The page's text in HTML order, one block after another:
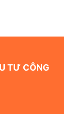
TƯ CÔNG